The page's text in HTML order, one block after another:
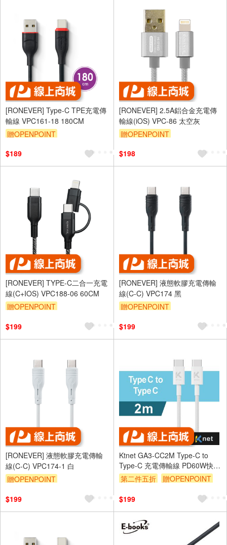
[RONEVER] Type-C TPE充電傳
輸線 VPC161-18 180CM
贈OPENPOINT
$189
[RONEVER] 2.5A鋁合金充電傳
輸線(iOS) VPC-86 太空灰
贈OPENPOINT
$198
[RONEVER] TYPE-C二合一充電
線(C+IOS) VPC188-06 60CM
贈OPENPOINT
$199
[RONEVER] 液態軟膠充電傳輸
線(C-C) VPC174 黑
贈OPENPOINT
$199
[RONEVER] 液態軟膠充電傳輸
線(C-C) VPC174-1 白
贈OPENPOINT
$199
Ktnet GA3-CC2M Type-C to
Type-C 充電傳輸線 PD60W快充
雙向編織線（2M）
第二件五折
贈OPENPOINT
（運費不算在 2000 元的範圍
內）
$199